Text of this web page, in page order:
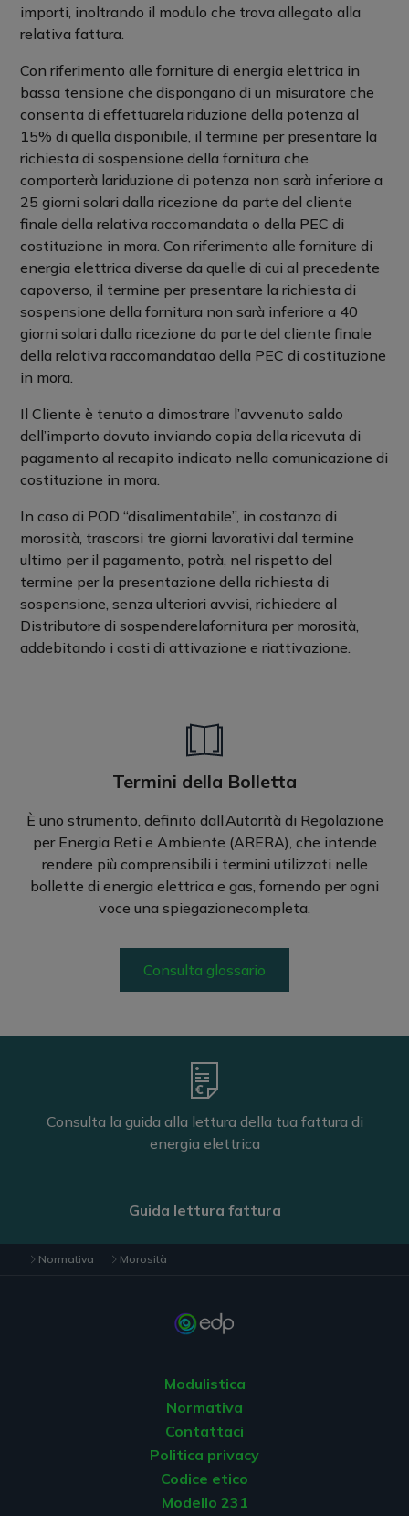
importi, inoltrando il modulo che trova allegato alla
relativa fattura.
Con riferimento alle forniture di energia elettrica in
bassa tensione che dispongano di un misuratore che
consenta di effettuarela riduzione della potenza al
15% di quella disponibile, il termine per presentare la
richiesta di sospensione della fornitura che
comporterà lariduzione di potenza non sarà inferiore a
25 giorni solari dalla ricezione da parte del cliente
finale della relativa raccomandata o della PEC di
costituzione in mora. Con riferimento alle forniture di
energia elettrica diverse da quelle di cui al precedente
capoverso, il termine per presentare la richiesta di
sospensione della fornitura non sarà inferiore a 40
giorni solari dalla ricezione da parte del cliente finale
della relativa raccomandatao della PEC di costituzione
in mora.
Il Cliente è tenuto a dimostrare l’avvenuto saldo
dell’importo dovuto inviando copia della ricevuta di
pagamento al recapito indicato nella comunicazione di
costituzione in mora.
In caso di POD “disalimentabile”, in costanza di
morosità, trascorsi tre giorni lavorativi dal termine
ultimo per il pagamento, potrà, nel rispetto del
termine per la presentazione della richiesta di
sospensione, senza ulteriori avvisi, richiedere al
Distributore di sospenderelafornitura per morosità,
addebitando i costi di attivazione e riattivazione.
Termini della Bolletta
È uno strumento, definito dall’Autorità di Regolazione
per Energia Reti e Ambiente (ARERA), che intende
rendere più comprensibili i termini utilizzati nelle
bollette di energia elettrica e gas, fornendo per ogni
voce una spiegazionecompleta.
Consulta glossario
Consulta la guida alla lettura della tua fattura di
energia elettrica
Guida lettura fattura
Normativa Morosità
Modulistica
Normativa
Contattaci
Politica privacy
Codice etico
Modello 231